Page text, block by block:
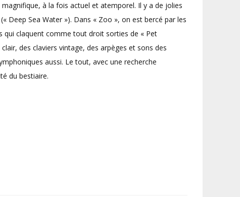
à la fois actuel et atemporel. Il y a de jolies
Deep Sea Water »). Dans « Zoo », on est bercé par les
qui claquent comme tout droit sorties de « Pet
des claviers vintage, des arpèges et sons des
aussi. Le tout, avec une recherche
du bestiaire.